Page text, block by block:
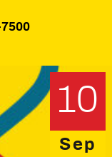
10
Sep